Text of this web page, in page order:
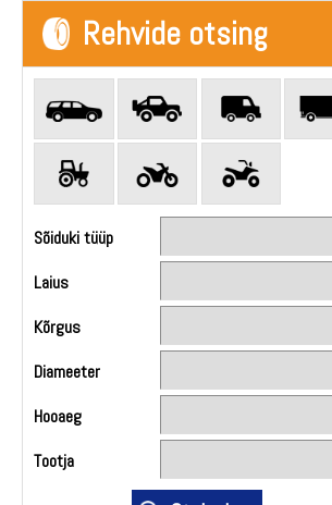
Rehvide otsing
Sõiduki tüüp
Laius
Kõrgus
Diameeter
Hooaeg
Tootja